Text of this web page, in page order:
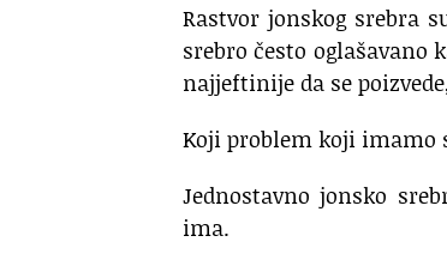
Rastvor jonskog srebra
srebro često oglašavano
najjeftinije da se
Koji problem koji imamo
Jednostavno jonsko
ima.